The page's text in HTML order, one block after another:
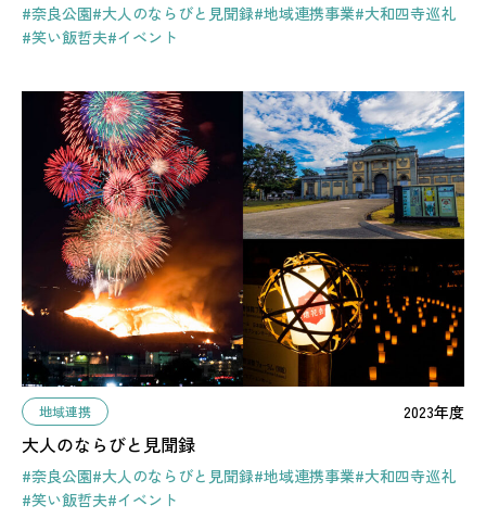
#奈良公園#大人のならびと見聞録#地域連携事業#大和四寺巡礼
#笑い飯哲夫#イベント
地域連携 2023年度
大人のならびと見聞録
#奈良公園#大人のならびと見聞録#地域連携事業#大和四寺巡礼
#笑い飯哲夫#イベント